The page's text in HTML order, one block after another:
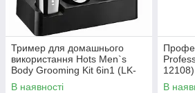
Тример для домашнього
використання Hots Men`s
Body Grooming Kit 6in1 (LK-
860)
В наявності
12108)
В